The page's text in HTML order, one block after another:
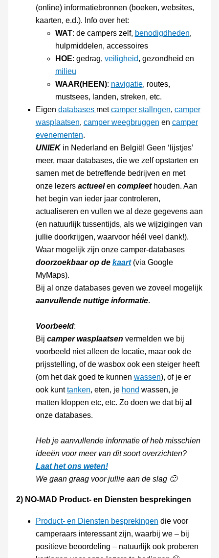
(online) informatiebronnen (boeken, websites,
kaarten, e.d.). Info over het:
WAT: de campers zelf, benodigdheden,
hulpmiddelen, accessoires
HOE: gedrag, veiligheid, gezondheid en
milieu
WAAR(HEEN): navigatie, routes,
mustsees, landen, streken, etc.
Eigen databases metcamper stallngen, camper
wasplaatsen, camper weegbruggen en camper
evenementen.
UNIEKin Nederland en België! Geen ‘lijstjes’
meer, maar databases, die we zelf opstarten en
samen met de betreffende bedrijven en met
onze lezers actueelen compleet houden. Aan
het begin van ieder jaar controleren,
actualiseren en vullen we al deze gegevens aan
(en natuurlijk tussentijds, als we wijzigingen van
jullie doorkrijgen, waarvoor héél veel dank!).
Waar mogelijk zijn onze camper-databases
doorzoekbaar op de kaart (via Google
MyMaps).
Bij al onze databases geven we zoveel mogelijk
aanvullende nuttige informatie.
Voorbeeld:
Bij camper wasplaatsen vermelden we bij
voorbeeld niet alleen de locatie, maar ook de
prijsstelling, of de wasbox ook een steiger heeft
(om het dak goed te kunnen wassen), of je er
ook kunttanken, eten, je hond wassen, je
matten kloppen etc, etc. Zo doen we dat bij al
onze databases.
Heb je aanvullende informatie of heb misschien
ideeën voor meer van dit soort overzichten?
Laat het ons weten!
We gaan graag voor jullie aan de slag 🙂
2) NO-MAD Product- en Diensten besprekingen
Product- en Diensten besprekingen die voor
camperaars interessant zijn, waarbij we – bij
positieve beoordeling – natuurlijk ook proberen